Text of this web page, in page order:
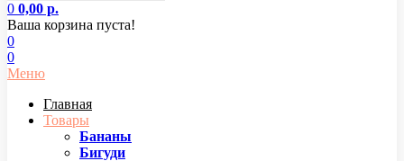
0 0,00 р.
Ваша корзина пуста!
0
0
Меню
Главная
Товары
Бананы
Бигуди